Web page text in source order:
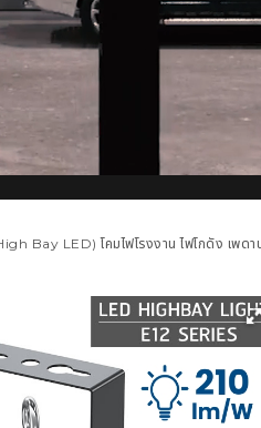
Bay LED) โคมไฟโรงงาน ไฟโกดัง เพดา